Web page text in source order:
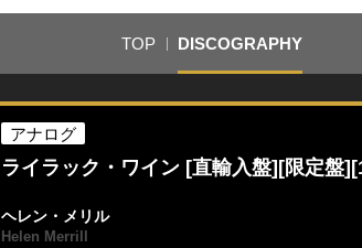
TOP DISCOGRAPHY
アナログ
ライラック・ワイン [直輸入盤][限定盤
ヘレン・メリル
Helen Merrill